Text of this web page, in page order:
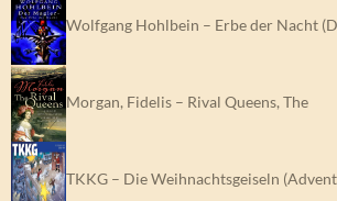
Wolfgang Hohlbein – Erbe der Nacht
Morgan, Fidelis – Rival Queens, The
TKKG – Die Weihnachtsgeiseln